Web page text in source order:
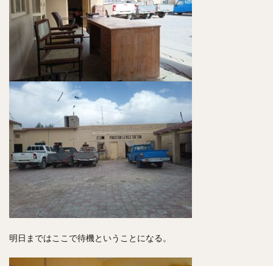
明日まではここで待機ということになる。